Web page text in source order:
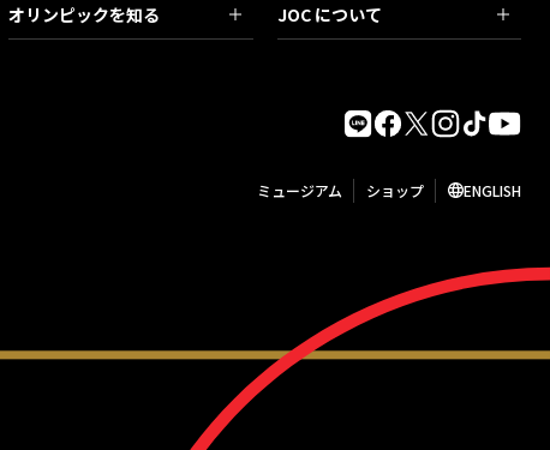
オリンピックを知る JOC について
ミュージアム ショップ ENGLISH